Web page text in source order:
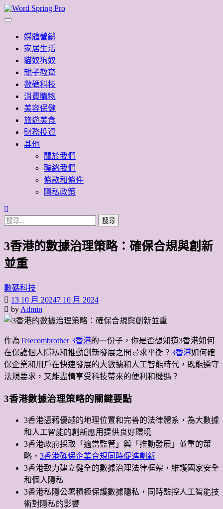
Skip
to
媒體營銷
家居生活
貓奴狗奴
親子教育
數碼科技
消費購物
美容保健
旅遊美食
財務投資
其他
關於我們
聯絡我們
條款和條件
隱私政策
搜
關
鍵
字:
3香港的數據治理策略：確保合規與創新
並重
數碼科技
13 10 月 20247 10 月 2024
by Admin
作為Telecombrother 3香港的一份子，你是否想知道3香港如何
在保護個人隱私和推動創新發展之間尋求平衡？ 3香港如何確
保企業和用戶在快速發展的大數據和人工智能時代，既能遵守
法規要求，又能盡情享受科技帶來的便利和機遇？
3香港數據治理策略的關鍵要點
3香港憑藉優越的地理位置和完善的法律體系，為大數據
和人工智能的創新應用提供良好環境
3香港政府採取「適當監管」與「推動發展」並重的策
略， 3香港確保企業合規同時促進創新
3香港致力建立健全的數據治理法律框架，維護國家安全
和個人隱私
3香港私隱公署積極保護數據隱私，同時監控人工智能技
術對隱私的影響